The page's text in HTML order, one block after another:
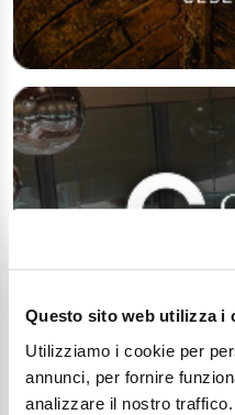
Questo sito web utilizza i
Utilizziamo i cookie per
annunci, per fornire
analizzare il nostro